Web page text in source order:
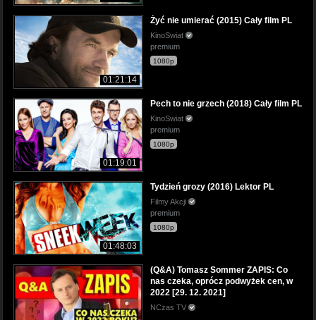
01:21:14
Żyć nie umierać (2015) Cały film PL
KinoSwiat
premium
1080p
01:19:01
Pech to nie grzech (2018) Cały film PL
KinoSwiat
premium
1080p
01:48:03
Tydzień grozy (2016) Lektor PL
Filmy Akcji
premium
1080p
(Q&A) Tomasz Sommer ZAPIS: Co
nas czeka, oprócz podwyżek cen, w
2022 [29. 12. 2021]
NCzas TV